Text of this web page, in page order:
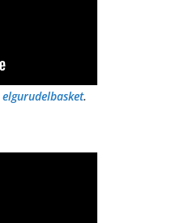
elgurudelbasket.